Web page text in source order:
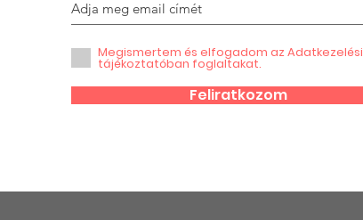
Megismertem és elfogadom az Adatkezelési
tájékoztatóban foglaltakat.
Feliratkozom